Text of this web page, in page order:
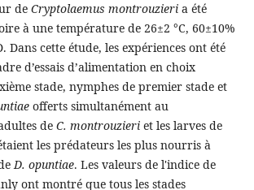
de Cryptolaemus montrouzieria été
à une température de 26±2 °C, 60±10%
Dans cette étude, les expériences ont été
d’essais d’alimentation en choix
stade, nymphes de premier stade et
offerts simultanément au
de C. montrouzieriet les larves de
les prédateurs les plus nourris à
D. opuntiae. Les valeurs de l'indice de
ont montré que tous les stades